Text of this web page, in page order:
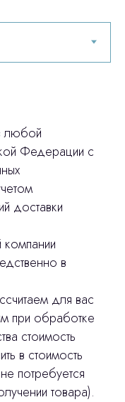
любой
Федерации с
доставки
компании
в
для вас
при обработке
стоимость
в стоимость
потребуется
товара).
и